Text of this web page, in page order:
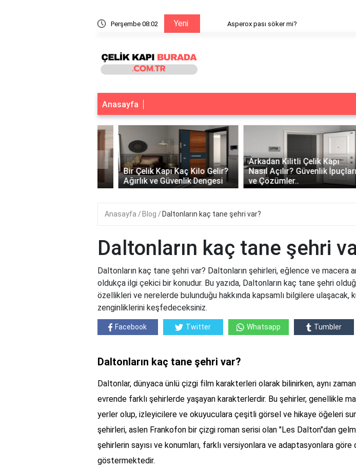
Perşembe 08:02 Yeni Asperox pası söker mi?
Anasayfa
Bir Çelik Kapı Kaç Kilo Gelir?
Ağırlık ve Güvenlik Dengesi
Arkadan Kilitli Çelik Kapı
Nasıl Açılır? Güvenlik İpuçları
ve Çözümler..
‹
Anasayfa Blog Daltonların kaç tane şehri var?
Daltonların kaç tane şehri
Daltonların kaç tane şehri var? Daltonların şehirleri, eğlence ve macera
oldukça ilgi çekici bir konudur. Bu yazıda, Daltonların kaç tane şehri
özellikleri ve nerelerde bulunduğu hakkında kapsamlı bilgilere ulaşacak,
zenginliklerini keşfedeceksiniz.
Facebook Twitter Whatsapp Tumbler
Daltonların kaç tane şehri var?
Daltonlar, dünyaca ünlü çizgi film karakterleri olarak bilinirken, aynı
evrende farklı şehirlerde yaşayan karakterlerdir. Bu şehirler, genellikle
yerler olup, izleyicilere ve okuyuculara çeşitli görsel ve hikaye öğeleri
şehirleri, aslen Frankofon bir çizgi roman serisi olan "Les Dalton"dan
şehirlerin sayısı ve konumları, farklı versiyonlara ve adaptasyonlara göre
göstermektedir.